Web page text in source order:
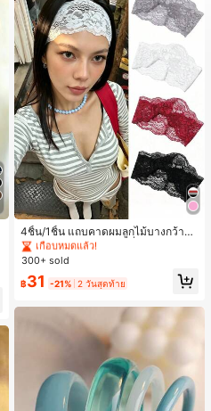
4ชิ้น/1ชิ้น แถบคาดผมลูกไม้บางกว้างยื
ดหยุ่นสำหรับผู้หญิง, แฟชั่นอเนกประสง
ค์พรีเมียมหรูหราสไตล์มินิมอล ผ้าพันคอ
หรับการออกไปข้างนอกประจำวัน, ลำล
น, การมัดผม, การจัดทรงผม, การแต่งห
น้า, การจับคู่ชุด, อุปกรณ์เสริมประดับผ
#1 ขายดี
เกือบหมดแล้ว!
#1 ขายดี
เกือบหมดแล้ว!
#1 ขายดี
เกือบหมดแล้ว!
#1 ขายดี
ใน ไม่เป็นทางการ เครื่องประดับผมผู้หญิง
300+ sold
฿31 -21% 2 วันสุดท้าย